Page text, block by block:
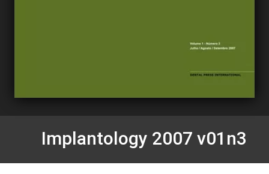
Implantology 2007 v01n3